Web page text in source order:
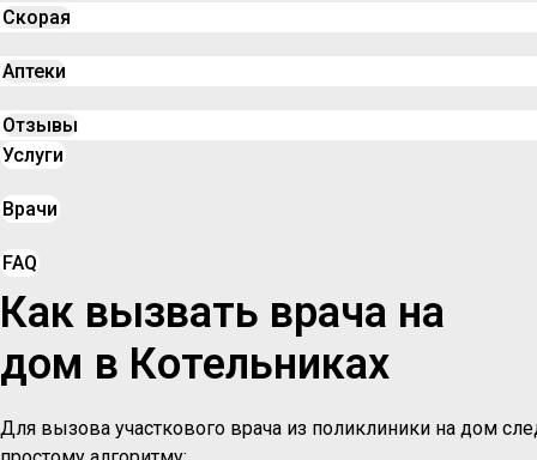
Скорая
Аптеки
Отзывы
Услуги
Врачи
FAQ
Как вызвать врача на
дом в Котельниках
Для вызова участкового врача из поликлиники на дом